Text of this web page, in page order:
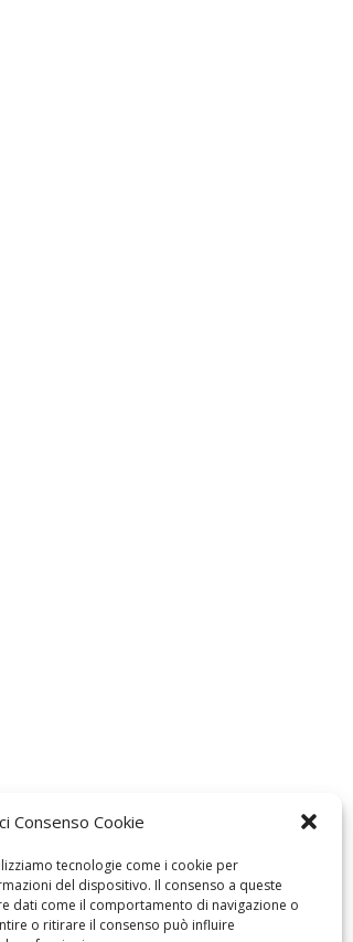
Consenso Cookie
tecnologie come i cookie per
del dispositivo. Il consenso a queste
dati come il comportamento di navigazione o
o ritirare il consenso può influire